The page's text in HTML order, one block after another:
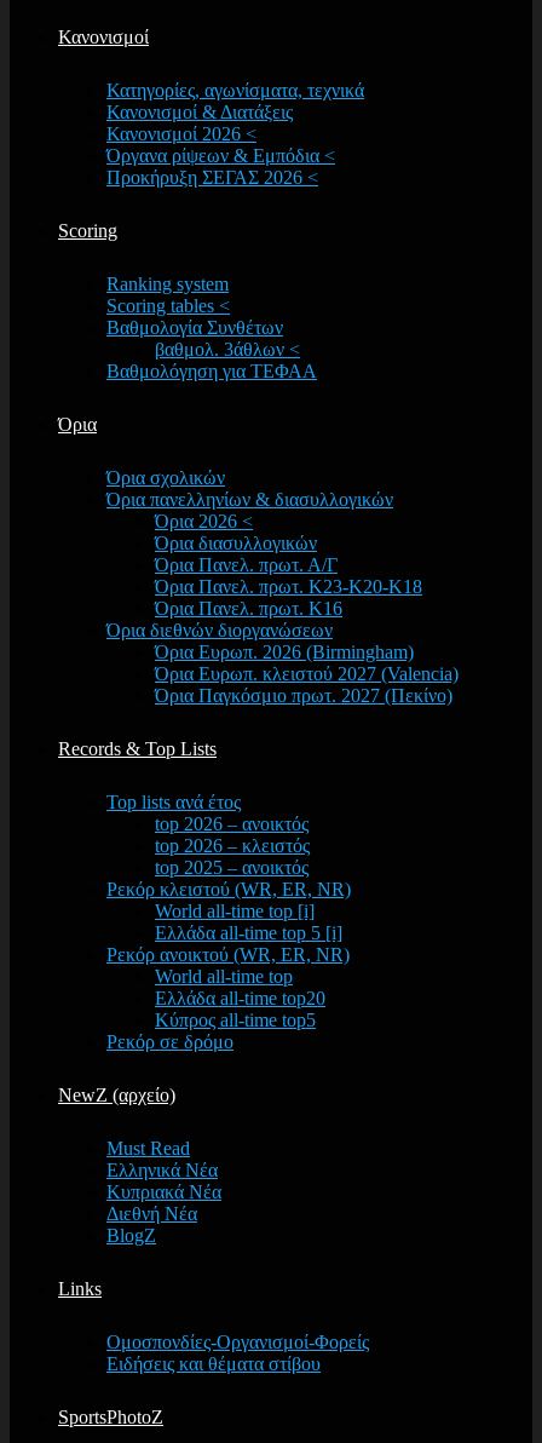
Κανονισμοί
Κατηγορίες, αγωνίσματα, τεχνικά
Κανονισμοί & Διατάξεις
Κανονισμοί 2026 <
Όργανα ρίψεων & Εμπόδια <
Προκήρυξη ΣΕΓΑΣ 2026 <
Scoring
Ranking system
Scoring tables <
Βαθμολογία Συνθέτων
βαθμολ. 3άθλων <
Βαθμολόγηση για ΤΕΦΑΑ
Όρια
Όρια σχολικών
Όρια πανελληνίων & διασυλλογικών
Όρια 2026 <
Όρια διασυλλογικών
Όρια Πανελ. πρωτ. Α/Γ
Όρια Πανελ. πρωτ. Κ23-Κ20-Κ18
Όρια Πανελ. πρωτ. Κ16
Όρια διεθνών διοργανώσεων
Όρια Ευρωπ. 2026 (Birmingham)
Όρια Ευρωπ. κλειστού 2027 (Valencia)
Όρια Παγκόσμιο πρωτ. 2027 (Πεκίνο)
Records & Top Lists
Top lists ανά έτος
top 2026 – ανοικτός
top 2026 – κλειστός
top 2025 – ανοικτός
Ρεκόρ κλειστού (WR, ER, NR)
World all-time top [i]
Ελλάδα all-time top 5 [i]
Ρεκόρ ανοικτού (WR, ER, NR)
World all-time top
Ελλάδα all-time top20
Κύπρος all-time top5
Ρεκόρ σε δρόμο
NewZ (αρχείο)
Must Read
Ελληνικά Νέα
Κυπριακά Νέα
Διεθνή Νέα
BlogZ
Links
Ομοσπονδίες-Οργανισμοί-Φορείς
Ειδήσεις και θέματα στίβου
SportsPhotoZ